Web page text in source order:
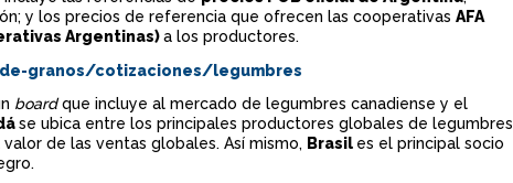
i
a
l
y los precios de referencia que ofrecen las cooperativas AFA
Argentinas)a los productores.
granos/cotizaciones/legumbres
boardque incluye al mercado de legumbres canadiense y el
se ubica entre los principales productores globales de legumbres
de las ventas globales. Así mismo, Brasil es el principal socio